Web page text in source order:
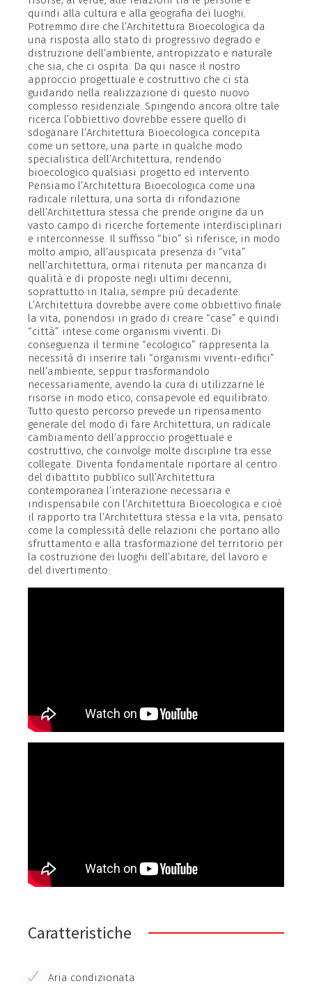
quindi alla cultura e alla geografia dei luoghi.
Potremmo dire che l’Architettura Bioecologica da
una risposta allo stato di progressivo degrado e
distruzione dell’ambiente, antropizzato e naturale
che sia, che ci ospita. Da qui nasce il nostro
approccio progettuale e costruttivo che ci sta
guidando nella realizzazione di questo nuovo
complesso residenziale. Spingendo ancora oltre tale
ricerca l’obbiettivo dovrebbe essere quello di
sdoganare l’Architettura Bioecologica concepita
come un settore, una parte in qualche modo
specialistica dell’Architettura, rendendo
bioecologico qualsiasi progetto ed intervento.
Pensiamo l’Architettura Bioecologica come una
radicale rilettura, una sorta di rifondazione
dell’Architettura stessa che prende origine da un
vasto campo di ricerche fortemente interdisciplinari
e interconnesse. Il suffisso “bio” si riferisce, in modo
molto ampio, all’auspicata presenza di “vita”
nell’architettura, ormai ritenuta per mancanza di
qualità e di proposte negli ultimi decenni,
soprattutto in Italia, sempre più decadente.
L’Architettura dovrebbe avere come obbiettivo finale
la vita, ponendosi in grado di creare “case” e quindi
“città” intese come organismi viventi. Di
conseguenza il termine “ecologico” rappresenta la
necessità di inserire tali “organismi viventi-edifici”
nell’ambiente, seppur trasformandolo
necessariamente, avendo la cura di utilizzarne le
risorse in modo etico, consapevole ed equilibrato.
Tutto questo percorso prevede un ripensamento
generale del modo di fare Architettura, un radicale
cambiamento dell’approccio progettuale e
costruttivo, che coinvolge molte discipline tra esse
collegate. Diventa fondamentale riportare al centro
del dibattito pubblico sull’Architettura
contemporanea l’interazione necessaria e
indispensabile con l’Architettura Bioecologica e cioè
il rapporto tra l’Architettura stessa e la vita, pensato
come la complessità delle relazioni che portano allo
sfruttamento e alla trasformazione del territorio per
la costruzione dei luoghi dell’abitare, del lavoro e
del divertimento.
Caratteristiche
Aria condizionata